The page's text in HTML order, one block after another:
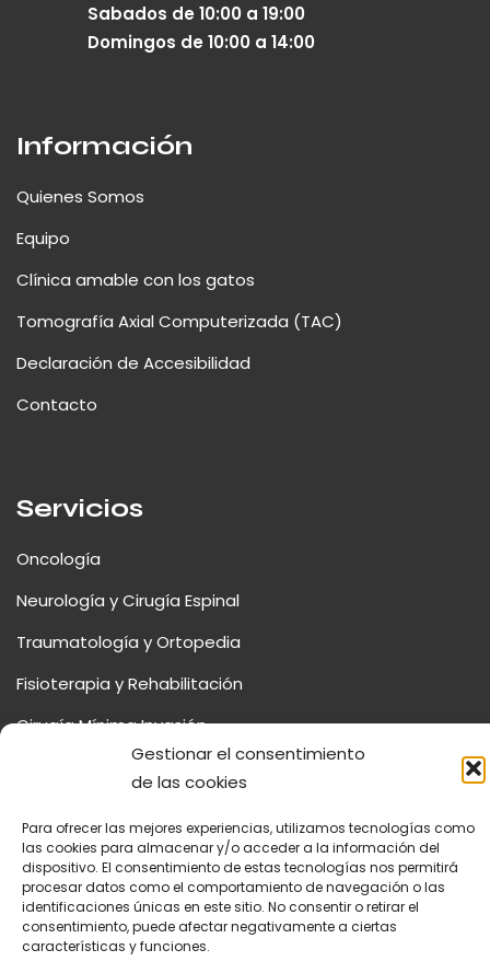
Gestionar el consentimiento
de las cookies
Para ofrecer las mejores experiencias, utilizamos tecnologías como
las cookies para almacenar y/o acceder a la información del
dispositivo. El consentimiento de estas tecnologías nos permitirá
procesar datos como el comportamiento de navegación o las
identificaciones únicas en este sitio. No consentir o retirar el
consentimiento, puede afectar negativamente a ciertas
características y funciones.
Sabados de 10:00 a 19:00
Domingos de 10:00 a 14:00
Información
Quienes Somos
Equipo
Clínica amable con los gatos
Tomografía Axial Computerizada (TAC)
Declaración de Accesibilidad
Contacto
Servicios
Oncología
Neurología y Cirugía Espinal
Traumatología y Ortopedia
Fisioterapia y Rehabilitación
Cirugía Mínima Invasión
© 2026 Centro Veterinario La Salle. |Diseñado porDigidisa
Aviso Legal Política de Cookies Política de Privacidad